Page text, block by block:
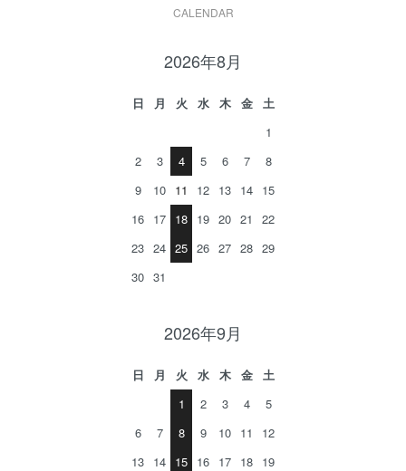
CALENDAR
2026年8月
日 月 火 水 木 金
土
1
2
3 4 5 6 7
8
9
10 11 12 13 14 15
16 17 18 19 20 21
22
23 24 25 26 27 28 29
30 31
2026年9月
日 月 火 水 木 金
土
1
2 3 4
5
6
7 8 9 10 11
12
13 14 15 16 17 18 19